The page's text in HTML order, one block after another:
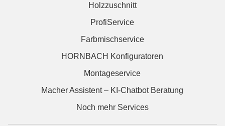
Holzzuschnitt
ProfiService
Farbmischservice
HORNBACH Konfiguratoren
Montageservice
Macher Assistent – KI-Chatbot Beratung
Noch mehr Services